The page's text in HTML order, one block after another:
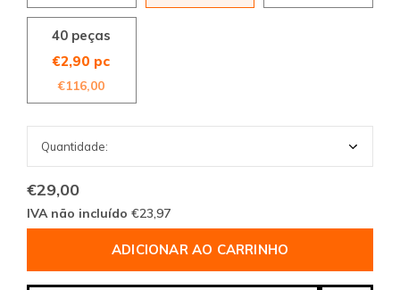
40 peças
€2,90 pc
€116,00
€29,00
IVA não incluído €23,97
ADICIONAR AO CARRINHO